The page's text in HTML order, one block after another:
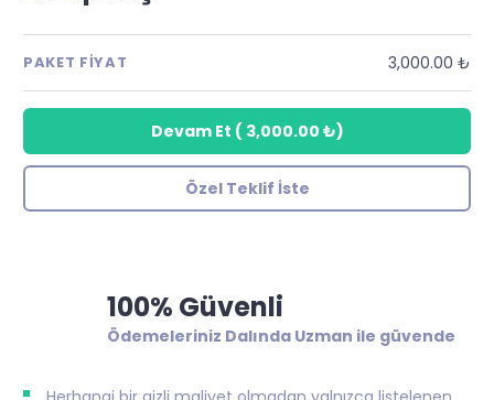
PAKET FIYAT 3,000.00 ₺
Devam Et ( 3,000.00 ₺)
Özel Teklif İste
100% Güvenli
Ödemeleriniz Dalında Uzman ile güvende